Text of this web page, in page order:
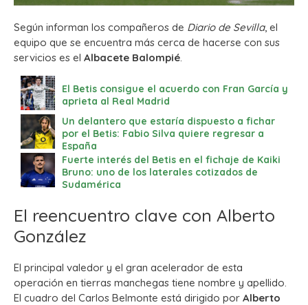
Según informan los compañeros de Diario de Sevilla, el
equipo que se encuentra más cerca de hacerse con sus
servicios es el Albacete Balompié
El Betis consigue el acuerdo con Fran García y
aprieta al Real Madrid
Un delantero que estaría dispuesto a fichar
por el Betis: Fabio Silva quiere regresar a
España
Fuerte interés del Betis en el fichaje de Kaiki
Bruno: uno de los laterales cotizados de
Sudamérica
El reencuentro clave con Alberto
González
El principal valedor y el gran acelerador de esta
operación en tierras manchegas tiene nombre y apellido.
El cuadro del Carlos Belmonte está dirigido por Alberto